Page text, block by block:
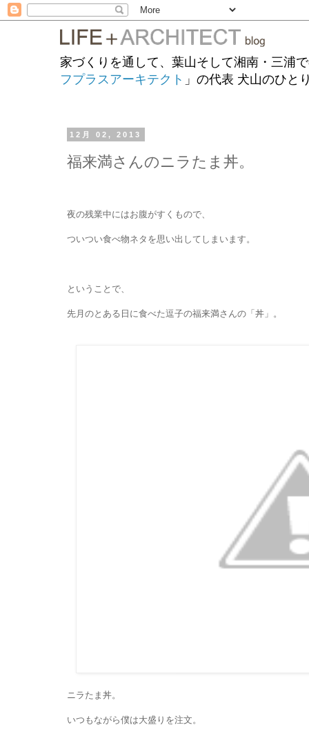
家づくりを通して、葉山そして湘南・三浦
フプラスアーキテクト 」の代表 犬山のひと
12月 02, 2013
福来満さんのニラたま丼。
夜の残業中にはお腹がすくもので、
ついつい食べ物ネタを思い出してしまいます。
ということで、
先月のとある日に食べた逗子の福来満さんの「丼」。
ニラたま丼。
いつもながら僕は大盛りを注文。